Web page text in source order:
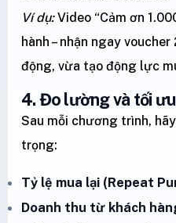
Ví dụ:Video “Cảm ơn
hành – nhận ngay
động, vừa tạo động lực
4. Đo lường và tối ưu
Sau mỗi chương trình,
trọng:
Tỷ lệ mua lại (Repeat
Doanh thu từ khách